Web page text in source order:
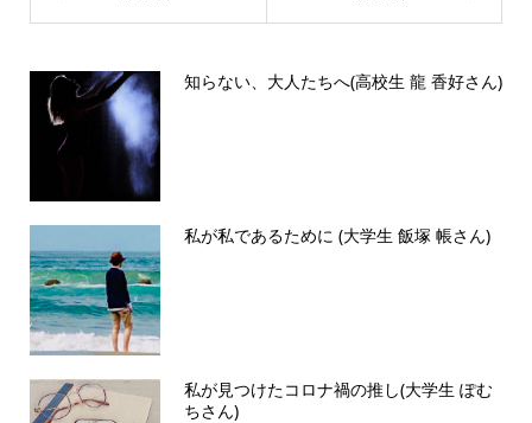
知らない、大人たちへ(高校生 龍 香好さん)
私が私であるために (大学生 飯塚 帳さん)
私が見つけたコロナ禍の推し(大学生 ぽむ
ちさん)